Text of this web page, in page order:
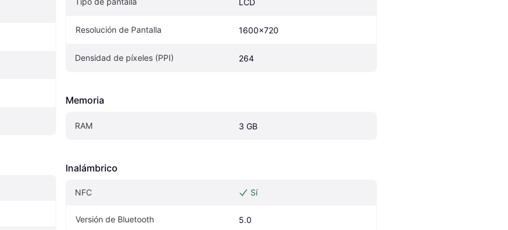
Resolución de Pantalla 1600x720
Densidad de píxeles (PPI) 264
Memoria
RAM 3 GB
Inalámbrico
NFC Sí
Versión de Bluetooth 5.0